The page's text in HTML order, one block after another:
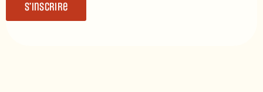
S’inscrire